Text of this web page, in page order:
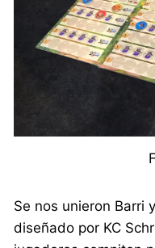
Se nos unieron Barri
diseñado por KC